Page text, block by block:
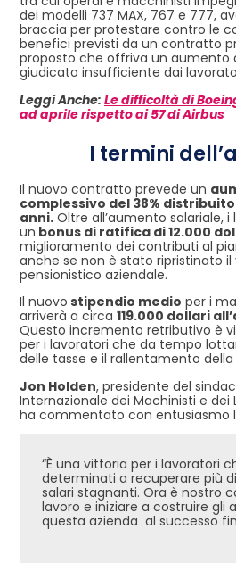
dei modelli 737 MAX, 767 e 777,
braccia per protestare contro le
benefici previsti da un contratto
proposto che offriva un aumento
giudicato insufficiente dai
Leggi Anche: Le difficoltà di
ad aprile rispetto ai 57 di Airbus
I termini
Il nuovo contratto prevede un
complessivo del 38%
anni. Oltre all’aumento salariale,
un bonus di ratifica di 12.000
miglioramento dei contributi al
anche se non è stato ripristinato
pensionistico aziendale.
Il nuovo stipendio medio per i
arriverà a circa 119.000 dollari
Questo incremento retributivo è
per i lavoratori che da tempo
delle tasse e il rallentamento
Jon Holden, presidente del
Internazionale dei Machinisti e dei
ha commentato con entusiasmo
“È una vittoria per i lavoratori che erano
determinati a recuperare più
salari stagnanti. Ora è nostro
lavoro e iniziare a costruire gli
questa azienda al successo